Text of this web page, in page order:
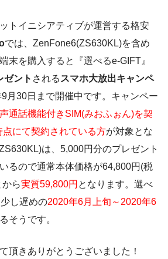
トイニシアティブが運営する格安
では、ZenFone6(ZS630KL)を含め
末を購入すると
『選べるe-GIFT』
ゼント される スマホ大放出キャンペ
月30日まで開催中です。キャンペー
通話機能付きSIM(みおふぉん)を契
にて契約されている方が対象とな
は、5,000円分のプレゼント
るので通常本体価格が64,800円(税
ら実質59,800円 となります。選べ
し遅めの2020年6月上旬～2020年6
そうです。
頂きありがとうございました！